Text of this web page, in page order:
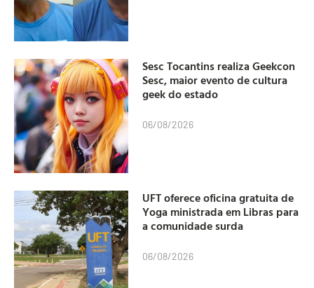
Sesc Tocantins realiza Geekcon
Sesc, maior evento de cultura
geek do estado
06/08/2026
UFT oferece oficina gratuita de
Yoga ministrada em Libras para
a comunidade surda
06/08/2026